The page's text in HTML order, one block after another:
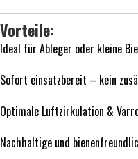
Vorteile:
Ideal für Ableger oder kleine
Sofort einsatzbereit – kein
Optimale Luftzirkulation &
Nachhaltige und